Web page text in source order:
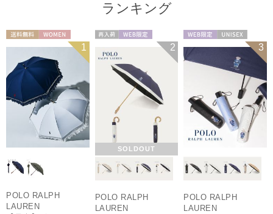
ランキング
1
POLO RALPH
LAUREN
WOMEN
2
SOLDOUT
POLO RALPH
LAUREN
3
POLO RALPH
LAUREN